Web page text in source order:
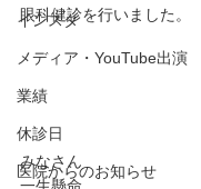
インスタ
メディア・YouTube出演
業績
休診日
医院からのお知らせ
眼科健診を行いました。
みなさん